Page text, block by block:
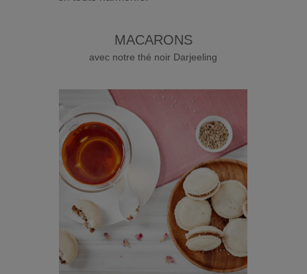
MACARONS
avec notre thé noir Darjeeling